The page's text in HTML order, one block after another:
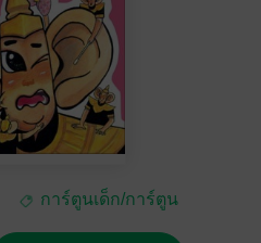
การ์ตูนเด็ก/การ์ตูน